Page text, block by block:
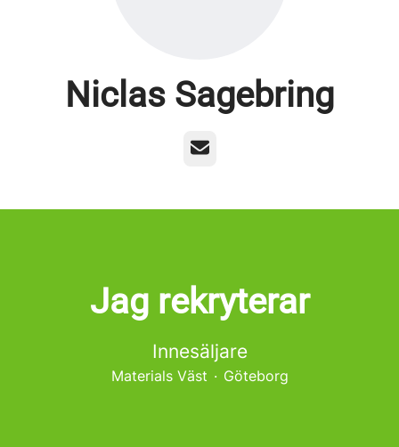
Niclas Sagebring
E-post
Jag rekryterar
Innesäljare
Materials Väst · Göteborg